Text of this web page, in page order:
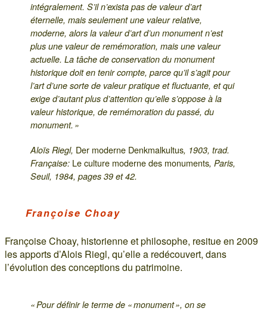
intégralement. S’il n’exista pas de valeur d’art
éternelle, mais seulement une valeur relative,
moderne, alors la valeur d’art d’un monument n’est
plus une valeur de remémoration, mais une valeur
actuelle. La tâche de conservation du monument
historique doit en tenir compte, parce qu’il s’agit pour
l’art d’une sorte de valeur pratique et fluctuante, et qui
exige d’autant plus d’attention qu’elle s’oppose à la
valeur historique, de remémoration du passé, du
monument. »
Aloïs Riegl, Der moderne Denkmalkultus, 1903, trad.
Française: Le culture moderne des monuments, Paris,
Seuil, 1984, pages 39 et 42.
Françoise Choay
Françoise Choay, historienne et philosophe, resitue en 2009
les apports d’Alois Riegl, qu’elle a redécouvert, dans
l’évolution des conceptions du patrimoine.
« Pour définir le terme de « monument », on se